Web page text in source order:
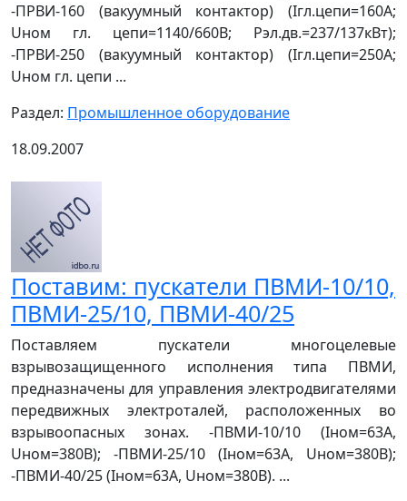
-ПРВИ-160 (вакуумный контактор) (Iгл.цепи=160А;
Uном гл. цепи=1140/660В; Рэл.дв.=237/137кВт);
-ПРВИ-250 (вакуумный контактор) (Iгл.цепи=250А;
Uном гл. цепи ...
Раздел: Промышленное оборудование
18.09.2007
Поставим: пускатели ПВМИ-10/10,
ПВМИ-25/10, ПВМИ-40/25
Поставляем пускатели многоцелевые
взрывозащищенного исполнения типа ПВМИ,
предназначены для управления электродвигателями
передвижных электроталей, расположенных во
взрывоопасных зонах. -ПВМИ-10/10 (Iном=63А,
Uном=380В); -ПВМИ-25/10 (Iном=63А, Uном=380В);
-ПВМИ-40/25 (Iном=63А, Uном=380В). ...